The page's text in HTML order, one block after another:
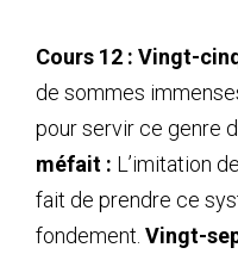
Cours 12 : Vingt-
de sommes
pour servir ce genre
méfait : L’imitation
fait de prendre ce
fondement. Vingt-